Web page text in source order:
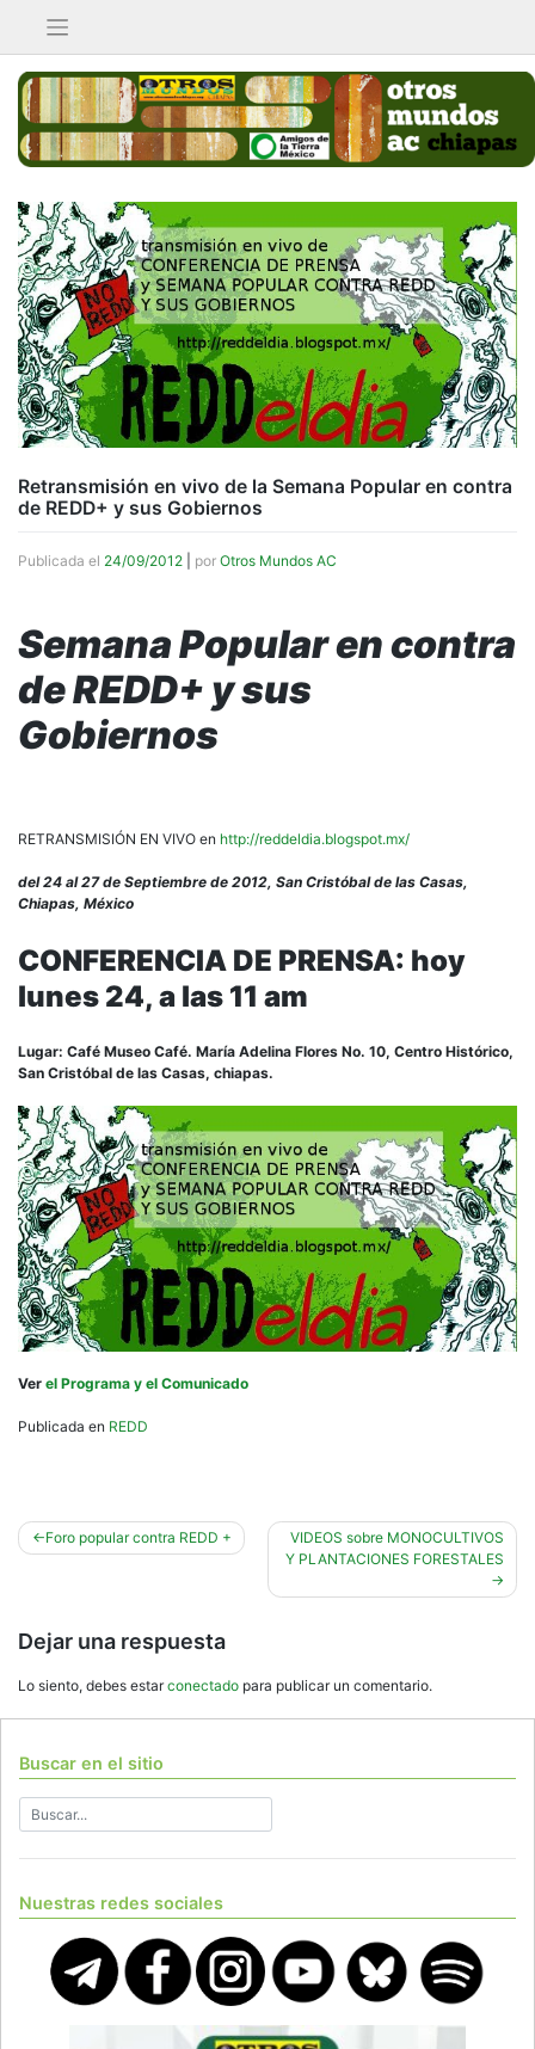
contenido
Retransmisión en vivo de la Semana Popular en contra
de REDD+ y sus Gobiernos
Publicada el 24/09/2012 por Otros Mundos AC
Semana Popular en contra
de REDD+ y sus
Gobiernos
RETRANSMISIÓN EN VIVO en http://reddeldia.blogspot.mx/
del 24 al 27 de Septiembre de 2012, San Cristóbal de las Casas,
Chiapas, México
CONFERENCIA DE PRENSA: hoy
lunes 24, a las 11 am
Lugar: Café Museo Café. María Adelina Flores No. 10, Centro Histórico,
San Cristóbal de las Casas, chiapas.
Ver el Programa y el Comunicado
Publicada en REDD
Navegación
Foro popular contra REDD +
VIDEOS sobre MONOCULTIVOS
Y PLANTACIONES FORESTALES
Dejar una respuesta
Lo siento, debes estarconectado para publicar un comentario.
Buscar en el sitio
Nuestras redes sociales